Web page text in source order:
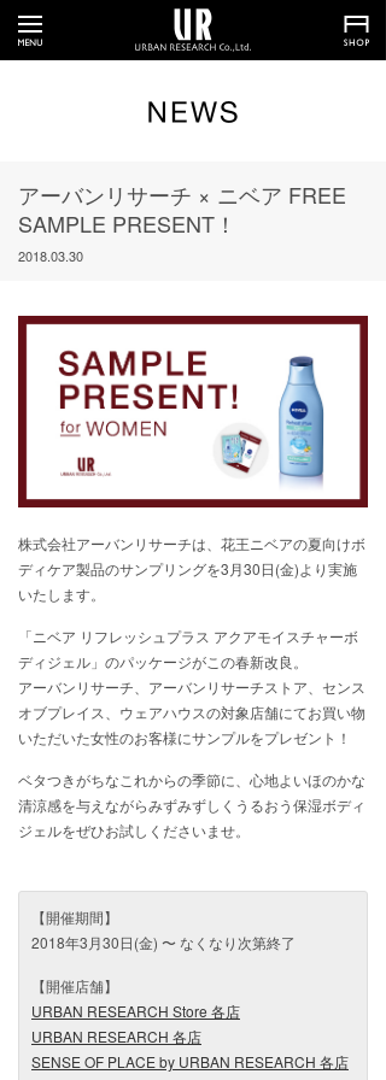
アーバンリサーチ × ニベア FREE
SAMPLE PRESENT！
2018.03.30
株式会社アーバンリサーチは、花王ニベアの夏向けボ
ディケア製品のサンプリングを3月30日(金)より実施
いたします。
「ニベア リフレッシュプラス アクアモイスチャーボ
ディジェル」のパッケージがこの春新改良。
アーバンリサーチ、アーバンリサーチストア、センス
オブプレイス、ウェアハウスの対象店舗にてお買い物
いただいた女性のお客様にサンプルをプレゼント！
ベタつきがちなこれからの季節に、心地よいほのかな
清涼感を与えながらみずみずしくうるおう保湿ボディ
ジェルをぜひお試しくださいませ。
【開催期間】
2018年3月30日(金) 〜 なくなり次第終了
【開催店舗】
URBAN RESEARCH Store 各店
URBAN RESEARCH 各店
SENSE OF PLACE by URBAN RESEARCH 各店